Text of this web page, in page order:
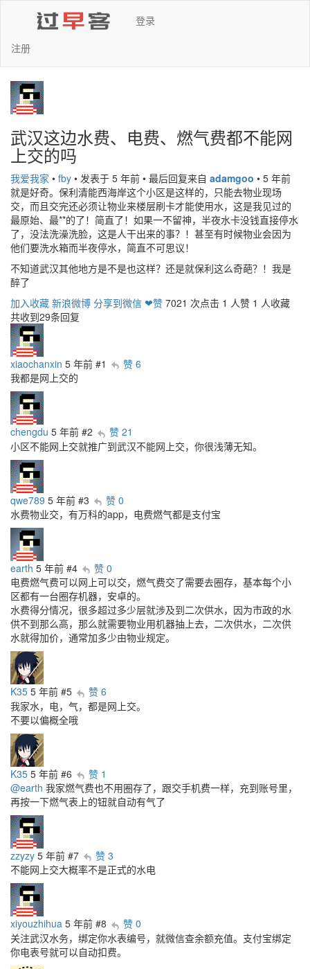
登录
注册
武汉这边水费、电费、燃气费都不能网
上交的吗
我爱我家 • fby • 发表于 5 年前 • 最后回复来自 adamgoo • 5 年前
就是好奇。保利清能西海岸这个小区是这样的，只能去物业现场
交，而且交完还必须让物业来楼层刷卡才能使用水，这是我见过的
最原始、最**的了！简直了！如果一不留神，半夜水卡没钱直接停水
了，没法洗澡洗脸，这是人干出来的事？！甚至有时候物业会因为
他们要洗水箱而半夜停水，简直不可思议！
不知道武汉其他地方是不是也这样？还是就保利这么奇葩？！我是
醉了
加入收藏 新浪微博 分享到微信 ❤赞 7021 次点击 1 人赞 1 人收藏
共收到29条回复
xiaochanxin 5 年前 #1
赞 6
我都是网上交的
chengdu 5 年前 #2
赞 21
小区不能网上交就推广到武汉不能网上交，你很浅薄无知。
qwe789 5 年前 #3
赞 0
水费物业交，有万科的app，电费燃气都是支付宝
earth 5 年前 #4
赞 0
电费燃气费可以网上可以交，燃气费交了需要去圈存，基本每个小
区都有一台圈存机器，安卓的。
水费得分情况，很多超过多少层就涉及到二次供水，因为市政的水
供不到那么高，那么就需要物业用机器抽上去，二次供水，二次供
水就得加价，通常加多少由物业规定。
K35 5 年前 #5
赞 6
我家水，电，气，都是网上交。
不要以偏概全哦
K35 5 年前 #6
赞 1
@earth 我家燃气费也不用圈存了，跟交手机费一样，充到账号里，
再按一下燃气表上的钮就自动有气了
zzyzy 5 年前 #7
赞 3
不能网上交大概率不是正式的水电
xiyouzhihua 5 年前 #8
赞 0
关注武汉水务，绑定你水表编号，就微信查余额充值。支付宝绑定
你电表号就可以自动扣费。